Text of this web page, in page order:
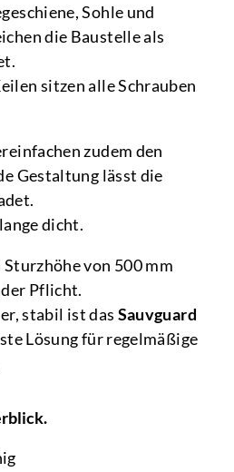
Sohle und
die Baustelle als
sitzen alle Schrauben
zudem den
Gestaltung lässt die
dicht.
von 500 mm
Pflicht.
stabil ist das Sauvguard
Lösung für regelmäßige